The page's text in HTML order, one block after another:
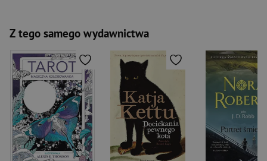
Z tego samego wydawnictwa